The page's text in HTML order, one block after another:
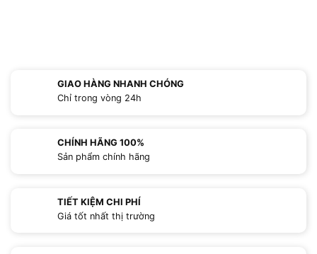
GIAO HÀNG NHANH CHÓNG
Chỉ trong vòng 24h
CHÍNH HÃNG 100%
Sản phẩm chính hãng
TIẾT KIỆM CHI PHÍ
Giá tốt nhất thị trường